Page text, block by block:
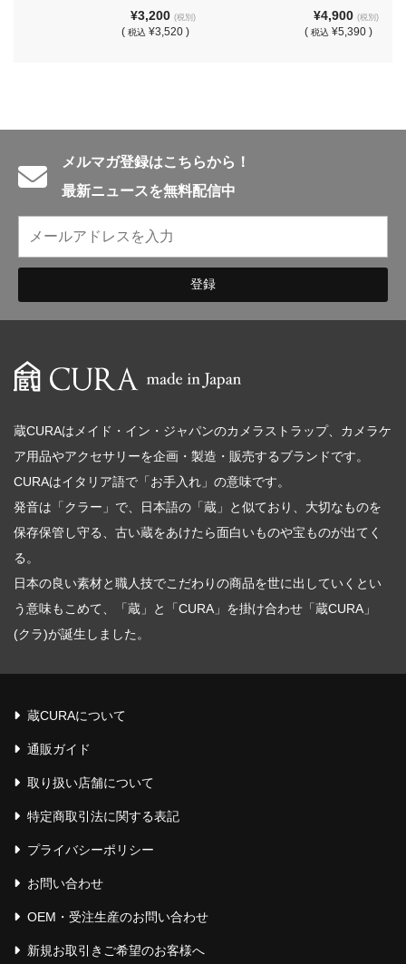
¥3,200(税別)
(税込 ¥3,520 )
¥4,900(税別)
(税込 ¥5,390 )
メルマガ登録はこちらから！
最新ニュースを無料配信中
蔵CURAはメイド・イン・ジャパンのカメラストラップ、カメラケ
ア用品やアクセサリーを企画・製造・販売するブランドです。
CURAはイタリア語で「お手入れ」の意味です。
発音は「クラー」で、日本語の「蔵」と似ており、大切なものを
保存保管し守る、古い蔵をあけたら面白いものや宝ものが出てく
る。
日本の良い素材と職人技でこだわりの商品を世に出していくとい
う意味もこめて、「蔵」と「CURA」を掛け合わせ「蔵CURA」
(クラ)が誕生しました。
蔵CURAについて
通販ガイド
取り扱い店舗について
特定商取引法に関する表記
プライバシーポリシー
お問い合わせ
OEM・受注生産のお問い合わせ
新規お取引きご希望のお客様へ